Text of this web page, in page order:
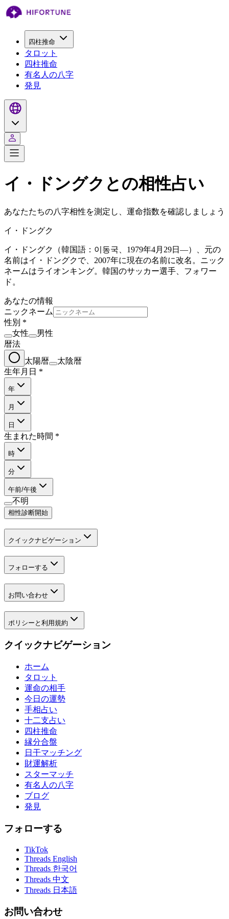
四柱推命
タロット
四柱推命
有名人の八字
発見
イ・ドングクとの相性占い
あなたたちの八字相性を測定し、運命指数を確認しましょう
イ・ドングク
イ・ドングク（韓国語：이동국、1979年4月29日—）、元の
名前はイ・ドングクで、2007年に現在の名前に改名。ニック
ネームはライオンキング。韓国のサッカー選手、フォワー
ド。
あなたの情報
ニックネーム
性別 *
女性
男性
暦法
太陽暦
太陰暦
生年月日 *
年
月
日
生まれた時間 *
時
分
午前/午後
不明
相性診断開始
クイックナビゲーション
フォローする
お問い合わせ
ポリシーと利用規約
クイックナビゲーション
ホーム
タロット
運命の相手
今日の運勢
手相占い
十二支占い
四柱推命
縁分合盤
日干マッチング
財運解析
スターマッチ
有名人の八字
ブログ
発見
フォローする
TikTok
Threads English
Threads 한국어
Threads 中文
Threads 日本語
お問い合わせ